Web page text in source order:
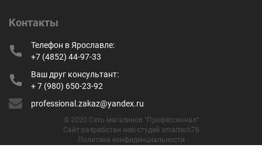
Контакты
Телефон в Ярославле:
+7 (4852) 44-97-33
Ваш друг консультант:
+ 7 (980) 650-23-92
professional.zakaz@yandex.ru
© 2020 Сеть магазинов “Профессионал”
Сайт разработан web-студей smartech76
Политика конфиденциальности